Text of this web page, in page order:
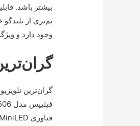
بیشتر باشد.
وجود دارد و
گران‌ترین